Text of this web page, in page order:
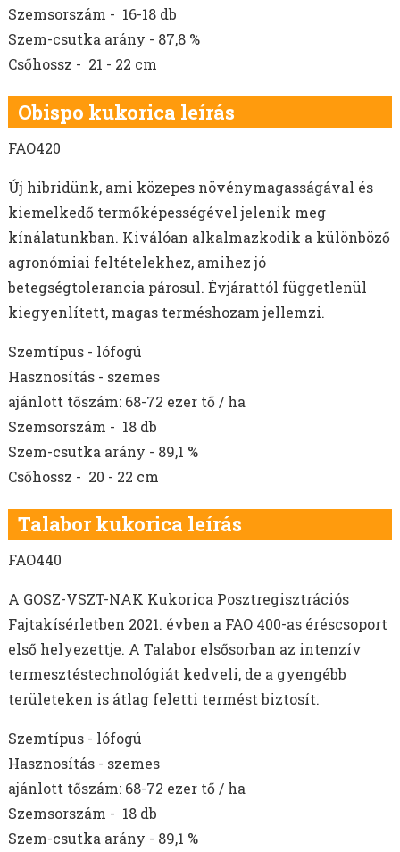
Szemsorszám - 16-18 db
Szem-csutka arány - 87,8 %
Csőhossz - 21 - 22 cm
Obispo kukorica leírás
FAO420
Új hibridünk, ami közepes növénymagasságával és
kiemelkedő termőképességével jelenik meg
kínálatunkban. Kiválóan alkalmazkodik a különböző
agronómiai feltételekhez, amihez jó
betegségtolerancia párosul. Évjárattól függetlenül
kiegyenlített, magas terméshozam jellemzi.
Szemtípus - lófogú
Hasznosítás - szemes
ajánlott tőszám: 68-72 ezer tő / ha
Szemsorszám - 18 db
Szem-csutka arány - 89,1 %
Csőhossz - 20 - 22 cm
Talabor kukorica leírás
FAO440
A GOSZ-VSZT-NAK Kukorica Posztregisztrációs
Fajtakísérletben 2021. évben a FAO 400-as éréscsoport
első helyezettje. A Talabor elsősorban az intenzív
termesztéstechnológiát kedveli, de a gyengébb
területeken is átlag feletti termést biztosít.
Szemtípus - lófogú
Hasznosítás - szemes
ajánlott tőszám: 68-72 ezer tő / ha
Szemsorszám - 18 db
Szem-csutka arány - 89,1 %